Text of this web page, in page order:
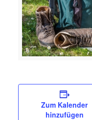
Zum Kalender
hinzufügen